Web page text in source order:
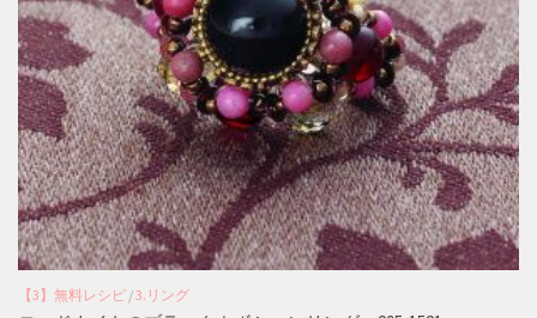
【3】無料レシピ /3.リング